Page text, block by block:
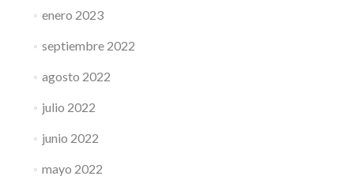
enero 2023
septiembre 2022
agosto 2022
julio 2022
junio 2022
mayo 2022